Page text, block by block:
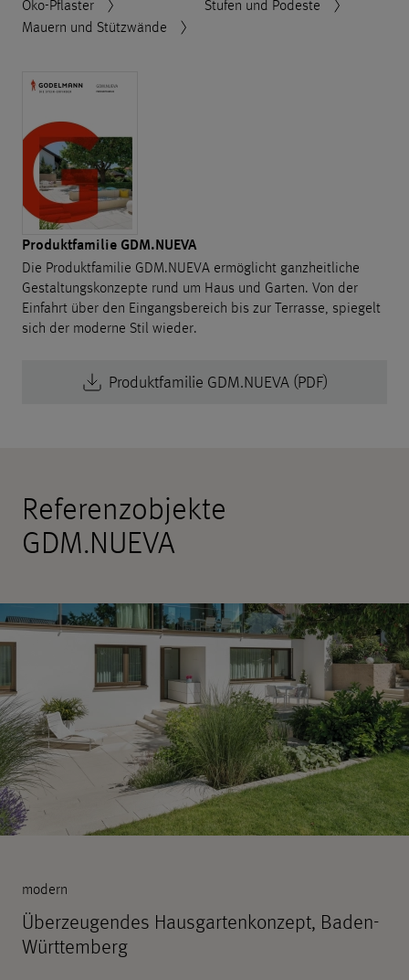
Öko-Pflaster
Stufen und Podeste
Mauern und Stützwände
Produktfamilie GDM.NUEVA
Die Produktfamilie GDM.NUEVA ermöglicht ganzheitliche
Gestaltungskonzepte rund um Haus und Garten. Von der
Einfahrt über den Eingangsbereich bis zur Terrasse, spiegelt
sich der moderne Stil wieder.
Produktfamilie GDM.NUEVA (PDF)
Referenzobjekte
GDM.NUEVA
modern
Überzeugendes Hausgartenkonzept, Baden-
Württemberg